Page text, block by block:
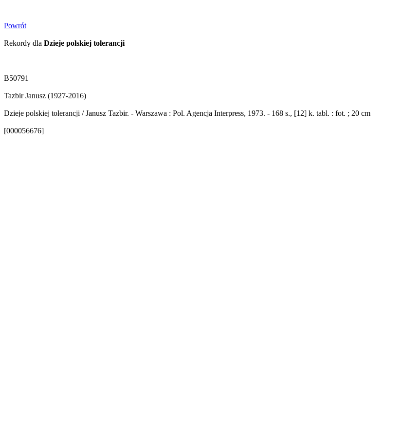
Powrót
Rekordy dla Dzieje polskiej tolerancji
B50791
Tazbir Janusz (1927-2016)
Dzieje polskiej tolerancji / Janusz Tazbir. - Warszawa : Pol. Agencja Interpress, 1973. - 168 s., [12] k. tabl. : fot. ; 20 cm
[000056676]